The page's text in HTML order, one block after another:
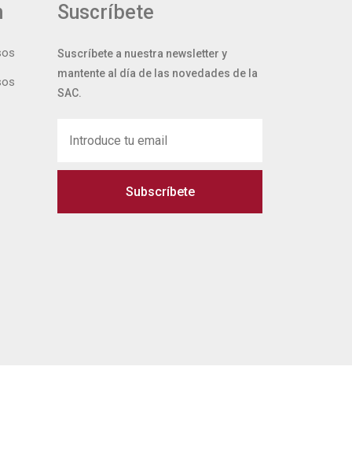
Suscríbete
Suscríbete a nuestra newsletter y
mantente al día de las novedades de la
SAC.
Subscríbete